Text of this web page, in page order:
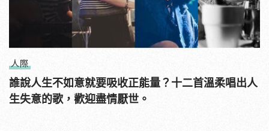
人際
誰說人生不如意就要吸收正能量？十二首溫柔唱出人
生失意的歌，歡迎盡情厭世。